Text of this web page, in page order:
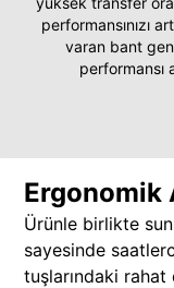
performansınızı
varan bant
performansı
Ergonomik
Ürünle birlikte
sayesinde
tuşlarındaki